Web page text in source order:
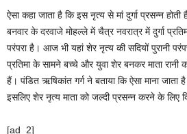
ऐसा कहा जाता है कि इस नृत्य से मां दुर्गा प्रसन्न
बनवार के दरवाजे मोहल्ले में चैत्र नवरात्र में दुर्गा
परंपरा है। आज भी यहां शेर नृत्य की सदियों पुरानी
प्रतिमा के सामने बच्चे और युवा शेर बनकर माता
हैं। पंडित ऋषिकांत गर्ग ने बताया कि ऐसा माना जाता है
इसलिए शेर नृत्य माता को जल्दी प्रसन्न करने के लिए
[ad_2]